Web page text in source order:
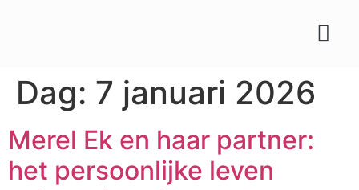
Dag: 7 januari 2026
Merel Ek en haar partner:
het persoonlijke leven